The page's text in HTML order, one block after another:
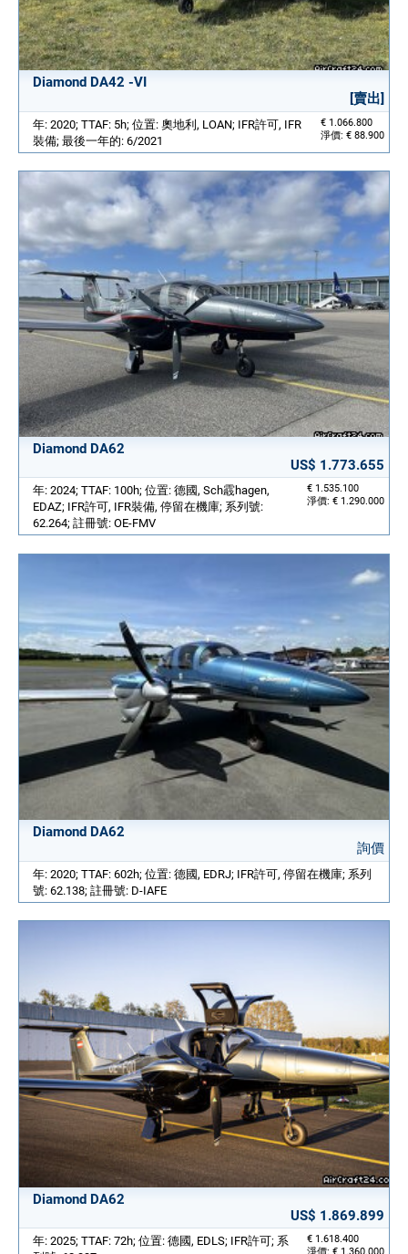
Diamond DA42 -VI
[賣出]
€ 1.066.800
淨價: € 88.900
年: 2020; TTAF: 5h; 位置: 奧地利, LOAN; IFR許可, IFR
裝備; 最後一年的: 6/2021
Diamond DA62
US$ 1.773.655
€ 1.535.100
淨價: € 1.290.000
年: 2024; TTAF: 100h; 位置: 德國, Sch霵hagen,
EDAZ; IFR許可, IFR裝備, 停留在機庫; 系列號:
62.264; 註冊號: OE-FMV
Diamond DA62
詢價
年: 2020; TTAF: 602h; 位置: 德國, EDRJ; IFR許可, 停留在機庫; 系列
號: 62.138; 註冊號: D-IAFE
Diamond DA62
US$ 1.869.899
€ 1.618.400
淨價: € 1.360.000
年: 2025; TTAF: 72h; 位置: 德國, EDLS; IFR許可; 系